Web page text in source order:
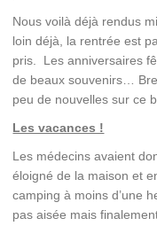
Nous voilà déjà rendus
loin déjà, la rentrée est
pris. Les anniversaires
de beaux souvenirs…
peu de nouvelles sur ce
Les vacances !
Les médecins avaient
éloigné de la maison et
camping à moins d’une
pas aisée mais